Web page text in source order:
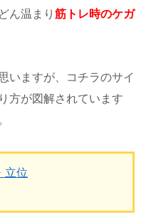
ん温まり 筋トレ時のケガ
いますが、コチラのサイ
方が図解されています
立位